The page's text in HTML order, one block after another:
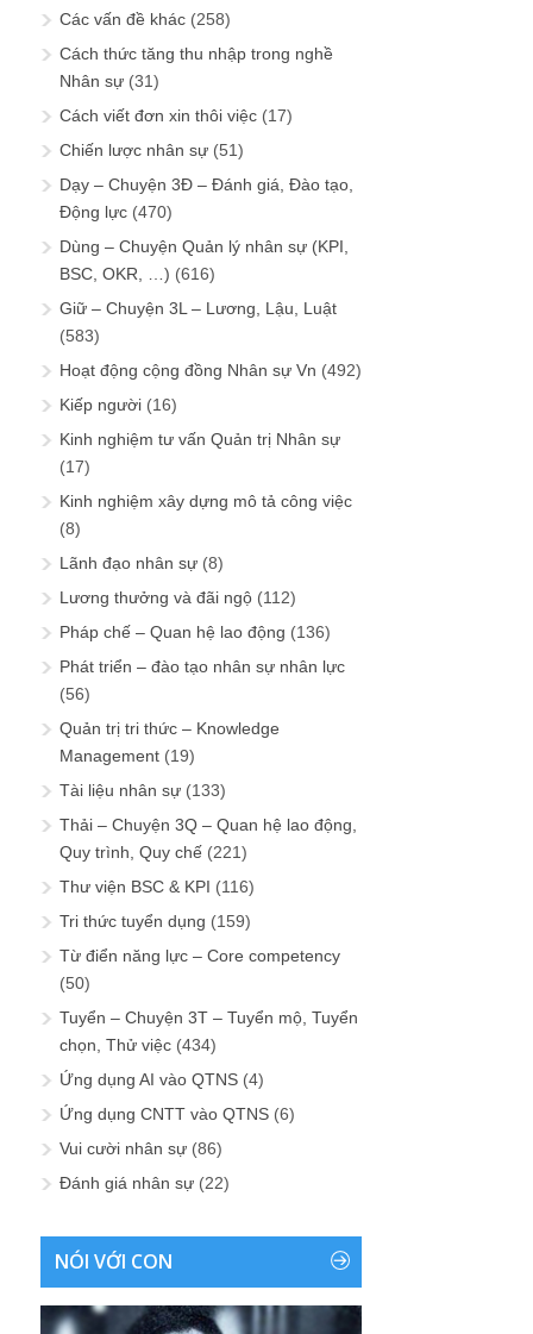
Các vấn đề khác (258)
Cách thức tăng thu nhập trong nghề
Nhân sự (31)
Cách viết đơn xin thôi việc (17)
Chiến lược nhân sự (51)
Dạy – Chuyện 3Đ – Đánh giá, Đào tạo,
Động lực (470)
Dùng – Chuyện Quản lý nhân sự (KPI,
BSC, OKR, …) (616)
Giữ – Chuyện 3L – Lương, Lậu, Luật
(583)
Hoạt động cộng đồng Nhân sự Vn (492)
Kiếp người (16)
Kinh nghiệm tư vấn Quản trị Nhân sự
(17)
Kinh nghiệm xây dựng mô tả công việc
(8)
Lãnh đạo nhân sự (8)
Lương thưởng và đãi ngộ (112)
Pháp chế – Quan hệ lao động (136)
Phát triển – đào tạo nhân sự nhân lực
(56)
Quản trị tri thức – Knowledge
Management (19)
Tài liệu nhân sự (133)
Thải – Chuyện 3Q – Quan hệ lao động,
Quy trình, Quy chế (221)
Thư viện BSC & KPI (116)
Tri thức tuyển dụng (159)
Từ điển năng lực – Core competency
(50)
Tuyển – Chuyện 3T – Tuyển mộ, Tuyển
chọn, Thử việc (434)
Ứng dụng AI vào QTNS (4)
Ứng dụng CNTT vào QTNS (6)
Vui cười nhân sự (86)
Đánh giá nhân sự (22)
NÓI VỚI CON